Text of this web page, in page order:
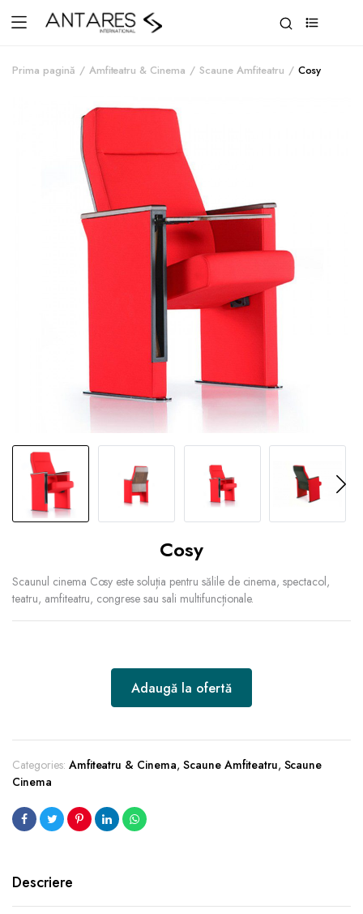
Prima pagină Amfiteatru & Cinema Scaune Amfiteatru Cosy
Cosy
Scaunul cinema Cosy este soluția pentru sălile de cinema, spectacol,
teatru, amfiteatru, congrese sau sali multifuncționale.
Adaugă la ofertă
Categories: Amfiteatru & Cinema,Scaune Amfiteatru, Scaune
Cinema
Descriere